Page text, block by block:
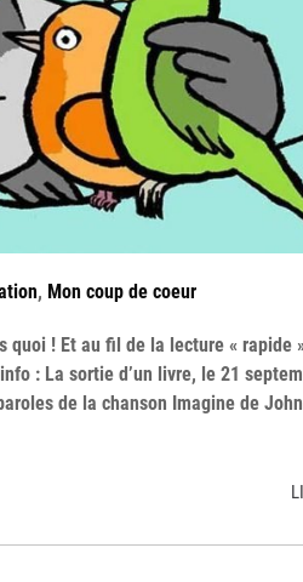
, Mon coup de coeur
quoi ! Et au fil de la lecture « rapide
: La sortie d’un livre, le 21
de la chanson Imagine de